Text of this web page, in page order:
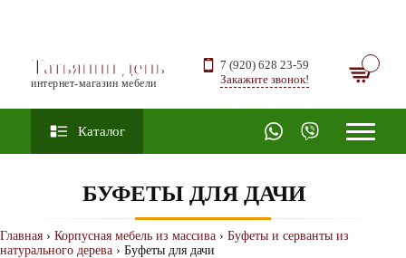
Татьянин день
интернет-магазин мебели
7 (920) 628 23-59
Закажите звонок!
Каталог
БУФЕТЫ ДЛЯ ДАЧИ
Главная › Корпусная мебель из массива › Буфеты и серванты из
натурального дерева › Буфеты для дачи